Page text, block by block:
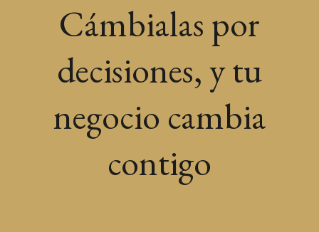
Cámbialas por
decisiones, y tu
negocio cambia
contigo